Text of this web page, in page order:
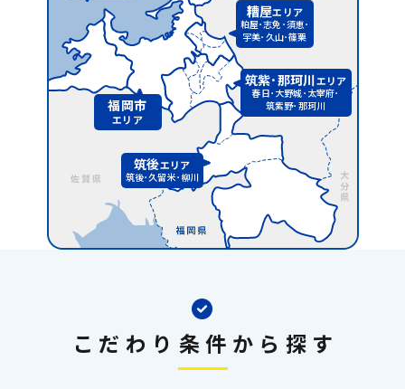
福岡市
エリア
糟屋エリア
粕屋･志免･須恵･
宇美･久山･篠栗
筑紫･那珂川エリア
春日･大野城･太宰府･
筑紫野･那珂川
筑後エリア
筑後･久留米･柳川
こだわり条件から探す